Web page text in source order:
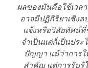
ผลของมันคือใช้เวล
อาจมีปฏิกิริยาเชิงล
แจ้งหรือวิสัยทัศน์
จำเป็นแต่ก็เป็นปร
ปัญญา แม้ว่าการใ
สำคัญ แต่การรับรู้